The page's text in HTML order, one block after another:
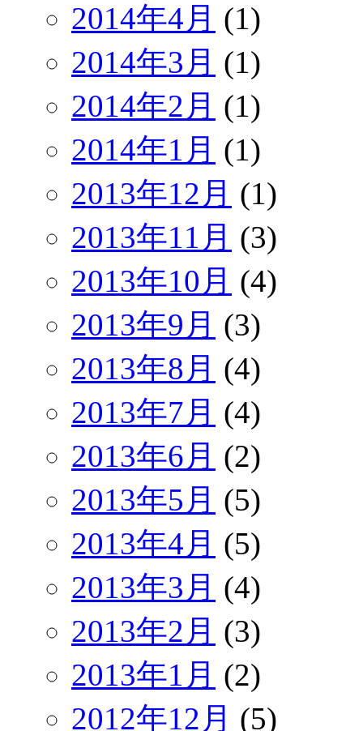
2014年4月 (1)
2014年3月 (1)
2014年2月 (1)
2014年1月 (1)
2013年12月 (1)
2013年11月 (3)
2013年10月 (4)
2013年9月 (3)
2013年8月 (4)
2013年7月 (4)
2013年6月 (2)
2013年5月 (5)
2013年4月 (5)
2013年3月 (4)
2013年2月 (3)
2013年1月 (2)
2012年12月 (5)